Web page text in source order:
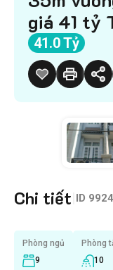
giá 41 tỷ
41.0 Tỷ
Chi tiết ID
Phòng ngủ
9
Phòng
10